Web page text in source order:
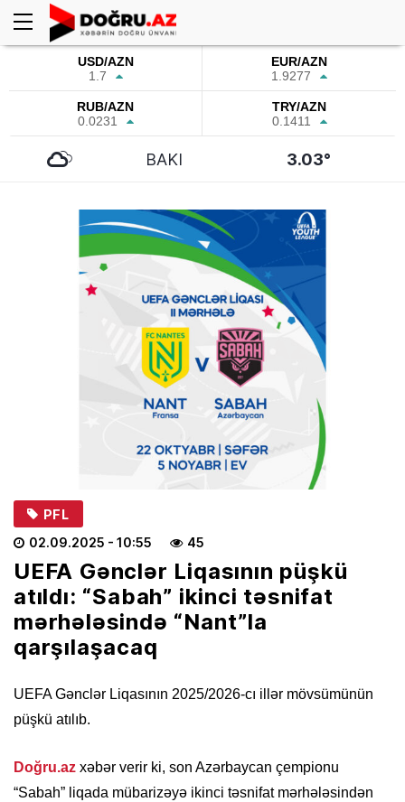
USD/AZN
1.7
EUR/AZN
1.9277
RUB/AZN
0.0231
TRY/AZN
0.1411
BAKI 3.03°
PFL
02.09.2025 - 10:55 45
UEFA Gənclər Liqasının püşkü
atıldı: “Sabah” ikinci təsnifat
mərhələsində “Nant”la
qarşılaşacaq
UEFA Gənclər Liqasının 2025/2026-cı illər mövsümünün
püşkü atılıb.
Doğru.az xəbər verir ki, son Azərbaycan çempionu
“Sabah” liqada mübarizəyə ikinci təsnifat mərhələsindən